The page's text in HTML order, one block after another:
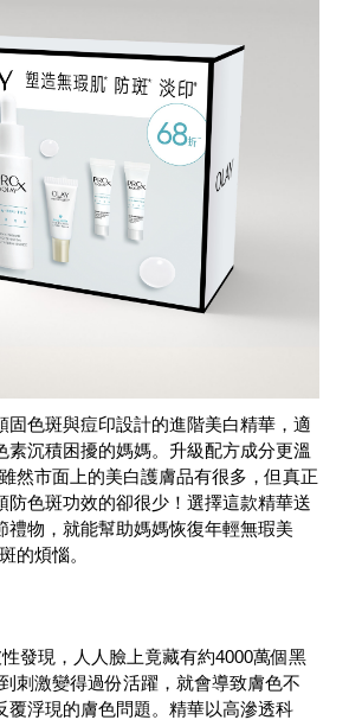
固色斑與痘印設計的進階美白精華，適
素沉積困擾的媽媽。升級配方成分更溫
然市面上的美白護膚品有很多，但真正
防色斑功效的卻很少！選擇這款精華送
禮物，就能幫助媽媽恢復年輕無瑕美
的煩惱。
發現，人人臉上竟藏有約4000萬個黑
到刺激變得過份活躍，就會導致膚色不
覆浮現的膚色問題。精華以高滲透科